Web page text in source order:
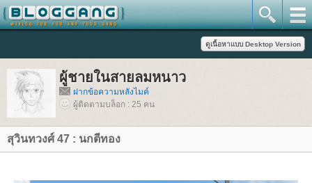
ผู้ชายในสายลมหนาว
ฝากข้อความหลังไมค์
ผู้ติดตามบล็อก : 25 คน
สุวินทวงศ์ 47 : นกตีทอง